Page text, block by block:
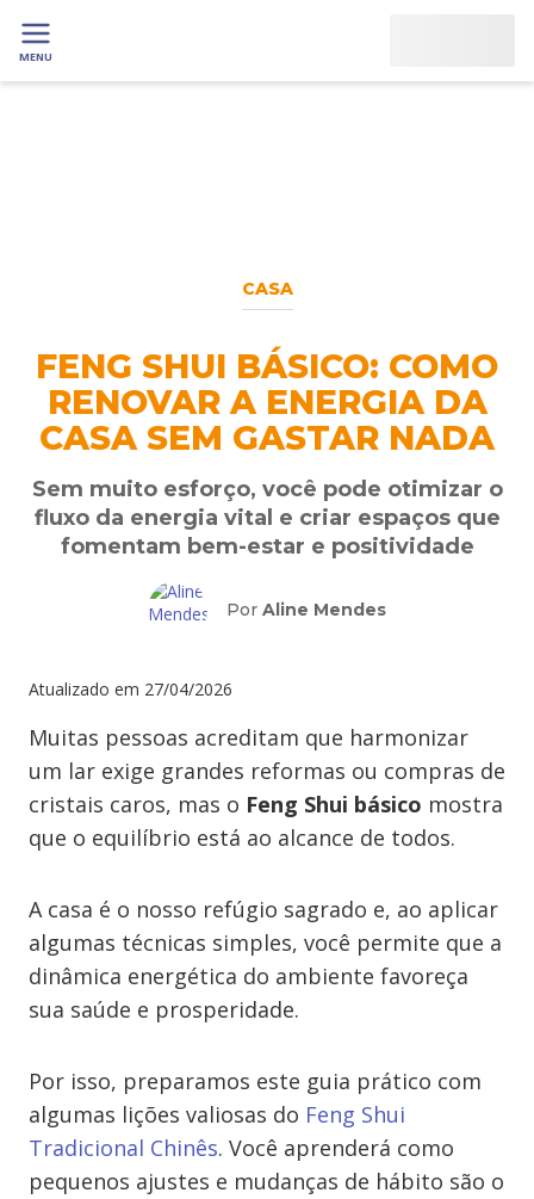
MENU
CASA
FENG SHUI BÁSICO: COMO
RENOVAR A ENERGIA DA
CASA SEM GASTAR NADA
Sem muito esforço, você pode otimizar o
fluxo da energia vital e criar espaços que
fomentam bem-estar e positividade
Por Aline Mendes
Atualizado em 27/04/2026
Muitas pessoas acreditam que harmonizar
um lar exige grandes reformas ou compras de
cristais caros, mas o Feng Shui básico mostra
que o equilíbrio está ao alcance de todos.
A casa é o nosso refúgio sagrado e, ao aplicar
algumas técnicas simples, você permite que a
dinâmica energética do ambiente favoreça
sua saúde e prosperidade.
Por isso, preparamos este guia prático com
algumas lições valiosas do Feng Shui
Tradicional Chinês. Você aprenderá como
pequenos ajustes e mudanças de hábito são o